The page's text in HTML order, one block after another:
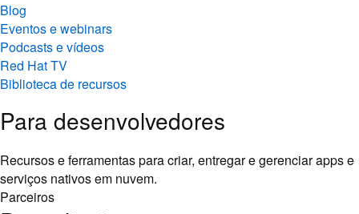
Blog
Eventos e webinars
Podcasts e vídeos
Red Hat TV
Biblioteca de recursos
Para desenvolvedores
Recursos e ferramentas para criar, entregar e gerenciar apps e
serviços nativos em nuvem.
Parceiros